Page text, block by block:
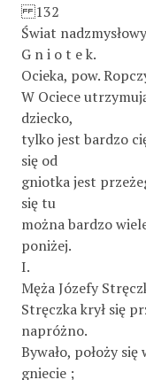
132
Świat
G n i o t e k.
Ocieka, pow.
W Ociece
dziecko,
tylko jest bardzo
się od
gniotka jest
się tu
można bardzo
poniżej.
I.
Męża Józefy
Stręczka krył się
napróżno.
Bywało, położy
gniecie ;